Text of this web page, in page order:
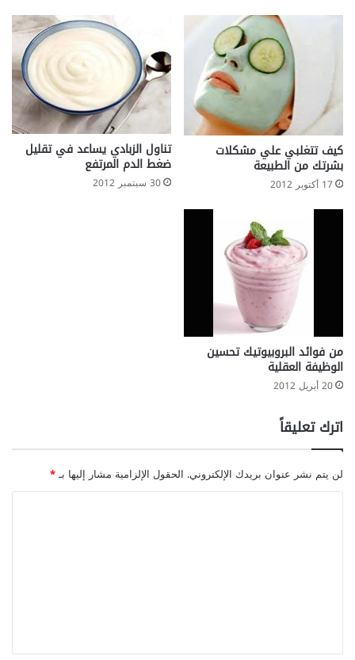
كيف تتغلبي علي مشكلات
بشرتك من الطبيعة
17 أكتوبر 2012
تناول الزبادي يساعد في تقليل
ضغط الدم المرتفع
30 سبتمبر 2012
من فوائد البروبيوتيك تحسين
الوظيفة العقلية
20 أبريل 2012
اترك تعليقاً
لن يتم نشر عنوان بريدك الإلكتروني. الحقول الإلزامية مشار إليها بـ*